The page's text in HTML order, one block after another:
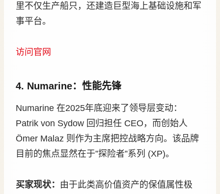
里不仅生产船只，还建造巨型海上基础设施和军
事平台。
访问官网
4. Numarine：性能先锋
Numarine 在2025年底迎来了领导层变动：
Patrik von Sydow 回归担任 CEO，而创始人
Ömer Malaz 则作为主席把控战略方向。该品牌
目前的焦点显然在于”探险者”系列 (XP)。
买家现状： 由于此类高价值资产的保值属性极